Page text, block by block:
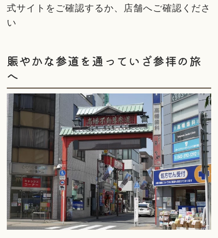
式サイトをご確認するか、店舗へご確認くださ
い
賑やかな参道を通っていざ参拝の旅
へ